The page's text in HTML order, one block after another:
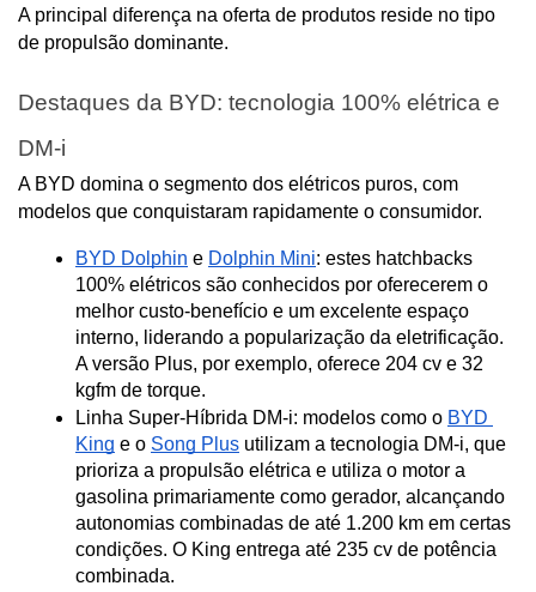
A principal diferença na oferta de produtos reside no tipo
de propulsão dominante.
Destaques da BYD: tecnologia 100% elétrica e
DM-i
A BYD domina o segmento dos elétricos puros, com
modelos que conquistaram rapidamente o consumidor.
BYD Dolphin e Dolphin Mini: estes hatchbacks
100% elétricos são conhecidos por oferecerem o
melhor custo-benefício e um excelente espaço
interno, liderando a popularização da eletrificação.
A versão Plus, por exemplo, oferece 204 cv e 32
kgfm de torque.
Linha Super-Híbrida DM-i: modelos como o BYD
King e o Song Plus utilizam a tecnologia DM-i, que
prioriza a propulsão elétrica e utiliza o motor a
gasolina primariamente como gerador, alcançando
autonomias combinadas de até 1.200 km em certas
condições. O King entrega até 235 cv de potência
combinada.